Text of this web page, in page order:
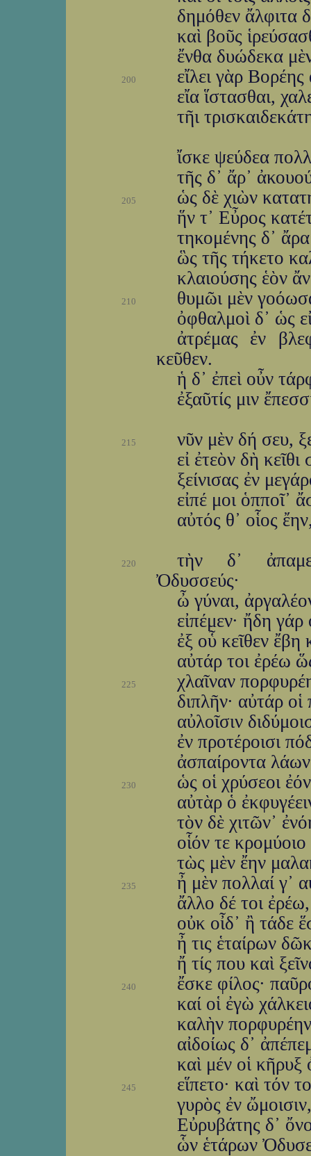
δημόθεν ἄλφιτα
καὶ βοῦς
ἔνθα δυώδεκα
200
εἴλει γὰρ Βορέης
εἴα ἵστασθαι,
τῆι
ἴσκε ψεύδεα
τῆς δ᾽ ἄρ᾽
205
ὡς δὲ χιὼν
ἥν τ᾽ Εὖρος
τηκομένης δ᾽
ὣς τῆς τήκετο
κλαιούσης ἑὸν
210
θυμῶι μὲν
ὀφθαλμοὶ δ᾽ ὡς
ἀτρέμας ἐν
κεῦθεν.
ἡ δ᾽ ἐπεὶ οὖν
ἐξαῦτίς μιν
215
νῦν μὲν δή σευ,
εἰ ἐτεὸν δὴ κεῖθι
ξείνισας ἐν
εἰπέ μοι ὁπποῖ᾽
αὐτός θ᾽ οἷος
220
τὴν δ᾽
Ὀδυσσεύς·
ὦ γύναι,
εἰπέμεν· ἤδη γάρ
ἐξ οὗ κεῖθεν ἔβη
αὐτάρ τοι ἐρέω
225
χλαῖναν
διπλῆν· αὐτάρ
αὐλοῖσιν
ἐν προτέροισι
ἀσπαίροντα
230
ὡς οἱ χρύσεοι
αὐτὰρ ὁ
τὸν δὲ χιτῶν᾽
οἷόν τε
τὼς μὲν ἔην
235
ἦ μὲν πολλαί γ᾽
ἄλλο δέ τοι
οὐκ οἶδ᾽ ἢ τάδε
ἦ τις ἑταίρων
ἤ τίς που καὶ
240
ἔσκε φίλος·
καί οἱ ἐγὼ
καλὴν πορφυρέην
αἰδοίως δ᾽
καὶ μέν οἱ κῆρυξ
245
εἵπετο· καὶ τόν
γυρὸς ἐν
Εὐρυβάτης δ᾽
ὧν ἑτάρων